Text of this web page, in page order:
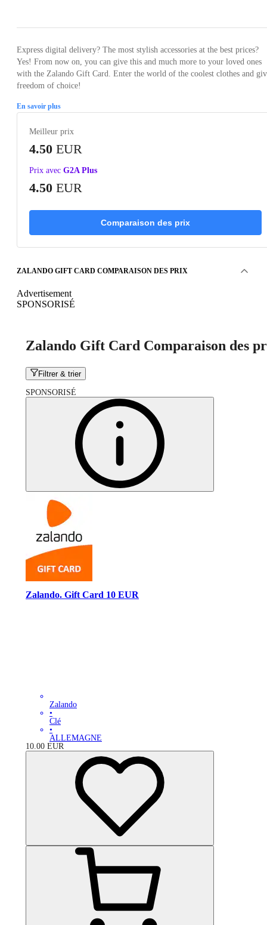
Express digital delivery? The most stylish accessories at the best prices?
Yes! From now on, you can give this and much more to your loved ones
with the Zalando Gift Card. Enter the world of the coolest clothes and
freedom of choice!
En savoir plus
Meilleur prix
4.50 EUR
Prix avec G2A Plus
4.50 EUR
Comparaison des prix
ZALANDO GIFT CARD COMPARAISON DES PRIX
Advertisement
SPONSORISÉ
Zalando Gift Card Comparaison des
Filtrer & trier
SPONSORISÉ
Zalando. Gift Card 10 EUR
Zalando
•
Clé
•
ALLEMAGNE
10.00 EUR